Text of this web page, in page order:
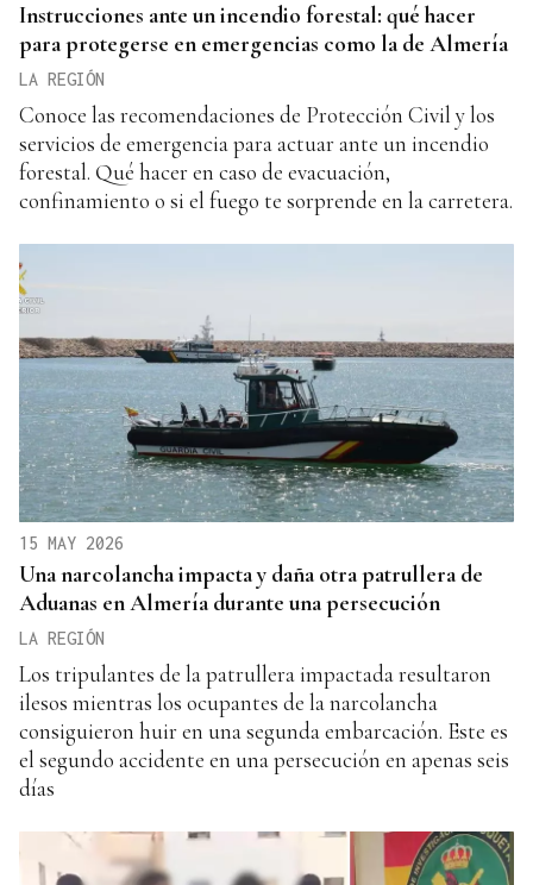
Instrucciones ante un incendio forestal: qué hacer
para protegerse en emergencias como la de Almería
LA REGIÓN
Conoce las recomendaciones de Protección Civil y los
servicios de emergencia para actuar ante un incendio
forestal. Qué hacer en caso de evacuación,
confinamiento o si el fuego te sorprende en la carretera.
15 MAY 2026
Una narcolancha impacta y daña otra patrullera de
Aduanas en Almería durante una persecución
LA REGIÓN
Los tripulantes de la patrullera impactada resultaron
ilesos mientras los ocupantes de la narcolancha
consiguieron huir en una segunda embarcación. Este es
el segundo accidente en una persecución en apenas seis
días